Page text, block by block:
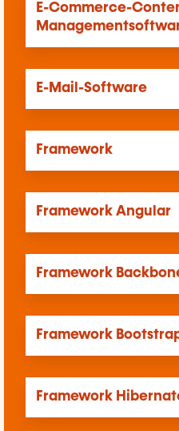
E-Commerce-
E-Mail-Software
Framework
Framework Angular
Framework
Framework
Framework